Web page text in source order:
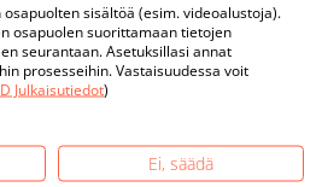
sisältöä (esim. videoalustoja).
osapuolen suorittamaan tietojen
seurantaan. Asetuksillasi annat
prosesseihin. Vastaisuudessa voit
Julkaisutiedot)
Ei, säädä